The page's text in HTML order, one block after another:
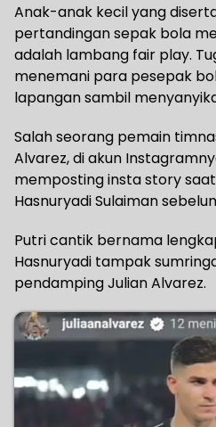
Anak-anak kecil yang
pertandingan sepak bola
adalah lambang fair play.
menemani para pesepak
lapangan sambil
Salah seorang pemain
Alvarez, di akun
memposting insta story
Hasnuryadi Sulaiman
Putri cantik bernama
Hasnuryadi tampak
pendamping Julian Alvarez.